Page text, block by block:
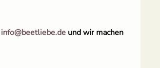
info@beetliebe.de und wir machen